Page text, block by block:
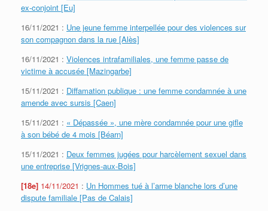
ex-conjoint [Eu]
16/11/2021 : Une jeune femme interpellée pour des violences sur
son compagnon dans la rue [Alès]
16/11/2021 : Violences intrafamiliales, une femme passe de
victime à accusée [Mazingarbe]
15/11/2021 : Diffamation publique : une femme condamnée à une
amende avec sursis [Caen]
15/11/2021 : « Dépassée », une mère condamnée pour une gifle
à son bébé de 4 mois [Béarn]
15/11/2021 : Deux femmes jugées pour harcèlement sexuel dans
une entreprise [Vrignes-aux-Bois]
[18e] 14/11/2021 : Un Hommes tué à l’arme blanche lors d’une
dispute familiale [Pas de Calais]